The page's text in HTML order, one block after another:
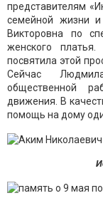
представителям
семейной жизни
Викторовна по
женского
посвятила этой
Сейчас
общественной
движения. В
помощь на дому